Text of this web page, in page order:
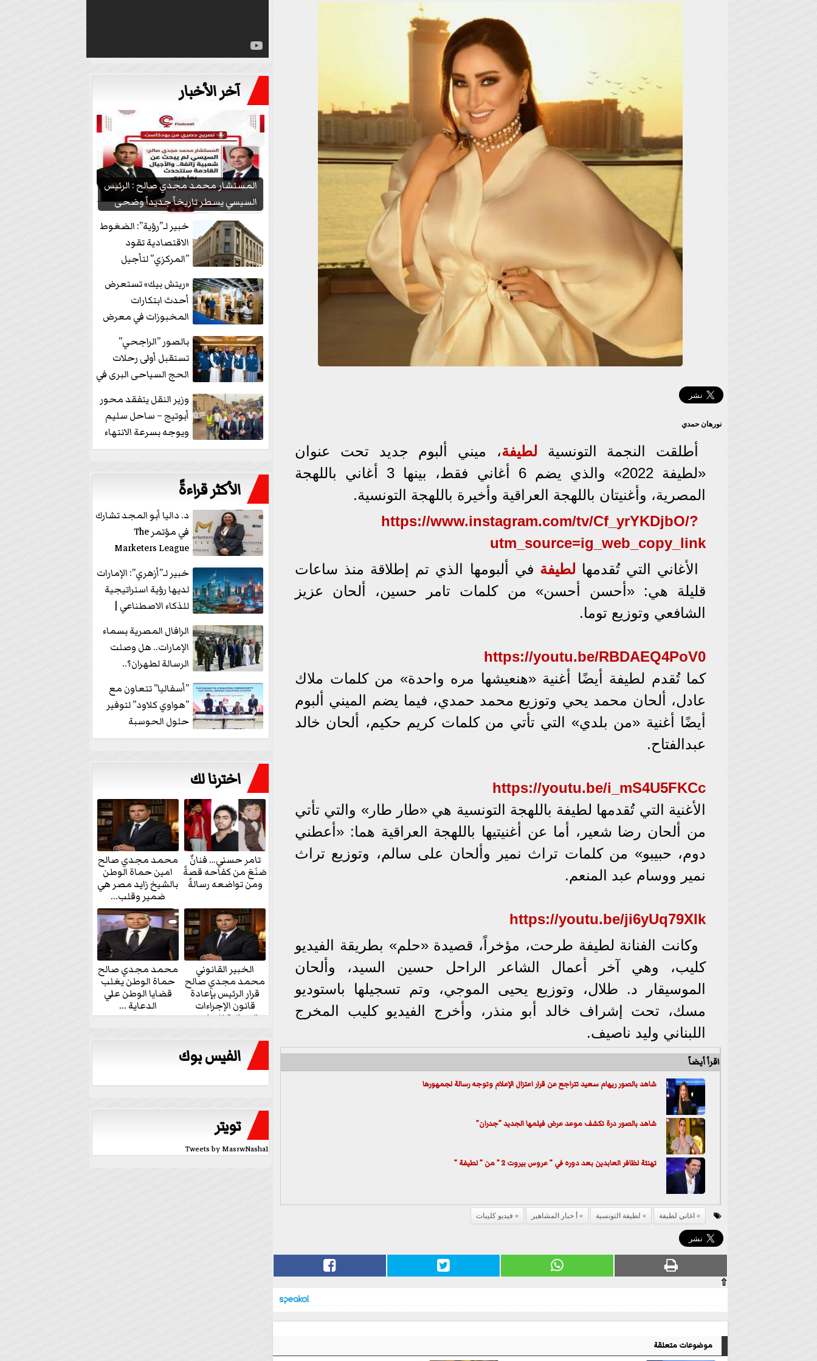
نورهان حمدي
أطلقت النجمة التونسية لطيفة، ميني ألبوم جديد تحت عنوان
«لطيفة 2022» والذي يضم 6 أغاني فقط، بينها 3 أغاني باللهجة
المصرية، وأغنيتان باللهجة العراقية وأخيرة باللهجة التونسية.
https://www.instagram.com/tv/Cf_yrYKDjbO/?
utm_source=ig_web_copy_link
الأغاني التي تُقدمها لطيفة في ألبومها الذي تم إطلاقة منذ ساعات
قليلة هي: «أحسن أحسن» من كلمات تامر حسين، ألحان عزيز
الشافعي وتوزيع توما.
https://youtu.be/RBDAEQ4PoV0
كما تُقدم لطيفة أيضًا أغنية «هنعيشها مره واحدة» من كلمات ملاك
عادل، ألحان محمد يحي وتوزيع محمد حمدي، فيما يضم الميني ألبوم
أيضًا أغنية «من بلدي» التي تأتي من كلمات كريم حكيم، ألحان خالد
عبدالفتاح.
https://youtu.be/i_mS4U5FKCc
الأغنية التي تُقدمها لطيفة باللهجة التونسية هي «طار طار» والتي تأتي
من ألحان رضا شعير، أما عن أغنيتيها باللهجة العراقية هما: «أعطني
دوم، حبيبو» من كلمات تراث نمير وألحان على سالم، وتوزيع تراث
نمير ووسام عبد المنعم.
https://youtu.be/ji6yUq79XIk
وكانت الفنانة لطيفة طرحت، مؤخراً، قصيدة «حلم» بطريقة الفيديو
كليب، وهي آخر أعمال الشاعر الراحل ‏حسين السيد، وألحان
الموسيقار د. طلال، وتوزيع يحيى الموجي، وتم تسجيلها باستوديو
مسك، ‏تحت إشراف خالد أبو منذر، وأخرج الفيديو كليب المخرج
اللبناني وليد ناصيف.
اقرأ أيضاً
شاهد بالصور ريهام سعيد تتراجع عن قرار اعتزال الإعلام وتوجه رسالة لجمهورها
شاهد بالصور درة تكشف موعد عرض فيلمها الجديد ”جدران”
تهنئة لظافر العابدين بعد دوره في ” عروس بيروت 2 ” من ” لطيفة ”
اغاني لطيفة لطيفة التونسية أ خبار المشاهير فيديو كليبات
⇧
موضوعات متعلقة
آخر الأخبار
المستشار محمد مجدي صالح : الرئيس
السيسي يسطر تاريخاً جديداً وضحى
بشعبيته...
خبير لـ”رؤية”: الضغوط
الاقتصادية تقود
”المركزي” لتأجيل
«ريتش بيك» تستعرض
أحدث ابتكارات
المخبوزات في معرض
منتجات...
بالصور ”الراجحي”
تستقبل أولى رحلات
الحج السياحى البرى في
وزير النقل يتفقد محور
أبوتيج – ساحل سليم
ويوجه بسرعة الانتهاء
من...
الأكثر قراءةً
د. داليا أبو المجد تشارك
في مؤتمر The
Marketers League
وتدير جلسة...
خبير لـ”أزهري”: الإمارات
لديها رؤية استراتيجية
للذكاء الاصطناعي |
الرافال المصرية بسماء
الإمارات.. هل وصلت
الرسالة لطهران؟..
”ماعت جروب” تُجيب؟
|...
”أسفاليا” تتعاون مع
”هواوي كلاود” لتوفير
حلول الحوسبة
السحابية والأمن
اخترنا لك
تامر حسني… فنانٌ
صَنَعَ من كفاحه قصةً
ومن تواضعه رسالةً
محمد مجدي صالح
امين حماة الوطن
بالشيخ زايد مصر هي
ضمير وقلب...
الخبير القانوني
محمد مجدي صالح
قرار الرئيس بإعادة
قانون الإجراءات
الجنائية للنواب...
محمد مجدي صالح
حماة الوطن يغلب
قضايا الوطن علي
الدعاية ...
الفيس بوك
تويتر
Tweets by MasrwNasha1